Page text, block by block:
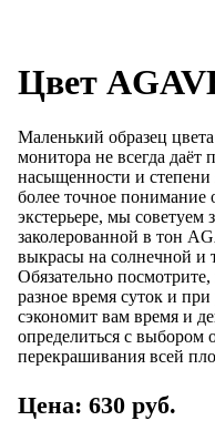
Цвет
Маленький образец
монитора не всегда даёт
насыщенности и степени
более точное понимание
экстерьере, мы советуем
заколерованной в тон
выкрасы на солнечной и
Обязательно
разное время суток и
сэкономит вам время и
определиться с выбором
перекрашивания всей
Цена: 630 руб.